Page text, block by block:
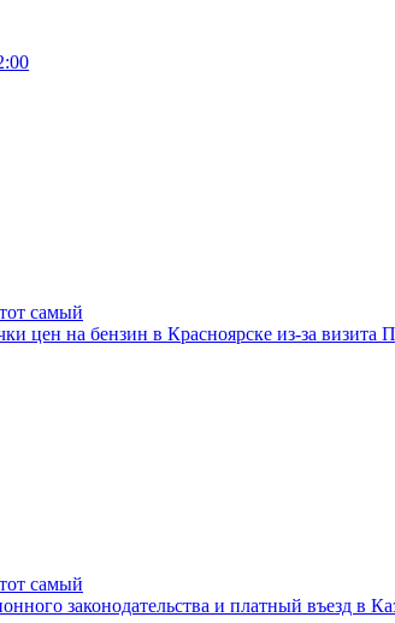
самый
цен на бензин в Красноярске из-за визита
самый
законодательства и платный въезд в